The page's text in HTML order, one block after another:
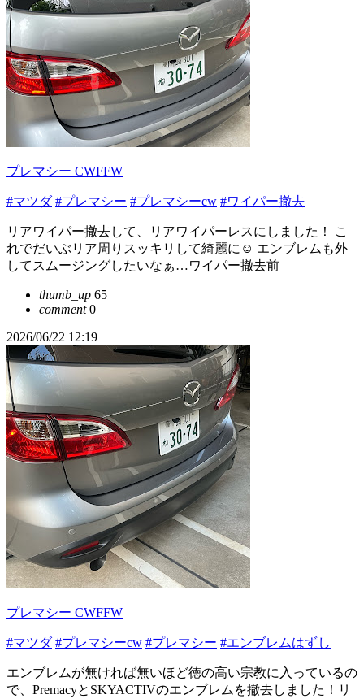
プレマシー CWFFW
#マツダ #プレマシー #プレマシーcw #ワイパー撤去
リアワイパー撤去して、リアワイパーレスにしました！ こ
れでだいぶリア周りスッキリして綺麗に☺️ エンブレムも外
してスムージングしたいなぁ…ワイパー撤去前
thumb_up 65
comment0
2026/06/22 12:19
プレマシー CWFFW
#マツダ #プレマシーcw #プレマシー #エンブレムはずし
エンブレムが無ければ無いほど徳の高い宗教に入っているの
で、PremacyとSKYACTIVのエンブレムを撤去しました！リ